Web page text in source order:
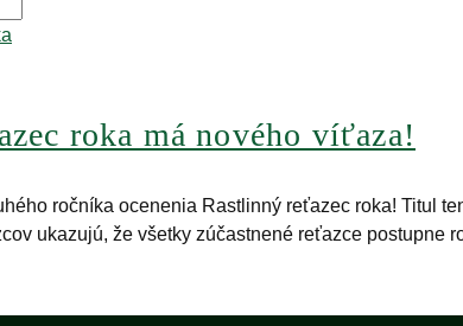
roka má nového víťaza!
ročníka ocenenia Rastlinný reťazec roka! Titul
ukazujú, že všetky zúčastnené reťazce postupne